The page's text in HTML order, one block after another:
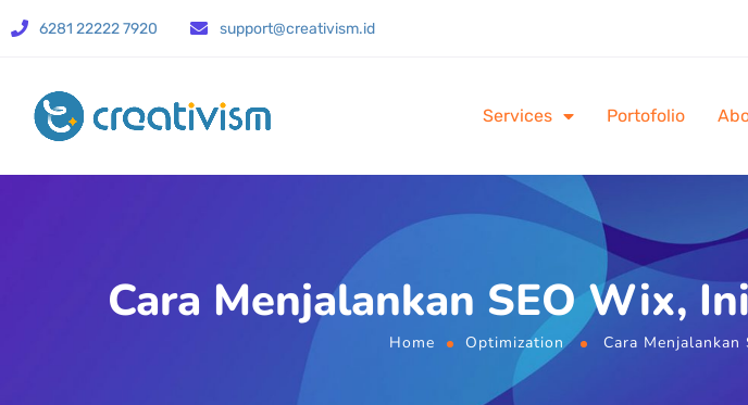
6281 22222 7920 support@creativism.id
Services Portofolio
Cara Menjalankan SEO Wix,
Home Optimization Cara